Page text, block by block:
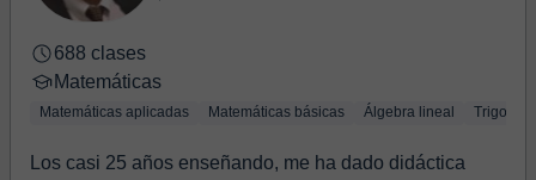
688 clases
Matemáticas
Matemáticas aplicadas Matemáticas básicas Álgebra lineal
Los casi 25 años enseñando, me ha dado didáctica